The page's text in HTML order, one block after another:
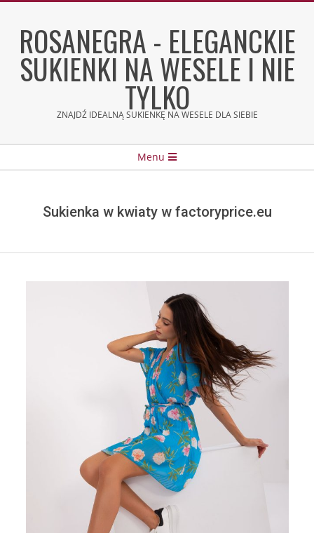
contentROSANEGRA - ELEGANCKIE
SUKIENKI NA WESELE I NIE
TYLKO
ZNAJDŹ IDEALNĄ SUKIENKĘ NA WESELE DLA SIEBIE
Menu
Sukienka w kwiaty w factoryprice.eu